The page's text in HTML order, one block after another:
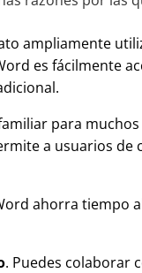
ampliamente
es fácilmente
para
a usuarios de
ahorra tiempo
. Puedes colaborar